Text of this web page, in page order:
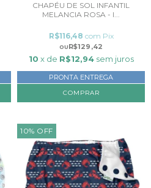
CHAPÉU DE SOL INFANTIL
MELANCIA ROSA - I...
R$129,42
R$116,48 com Pix
10 x de R$12,94 sem juros
PRONTA ENTREGA
COMPRAR
10% OFF